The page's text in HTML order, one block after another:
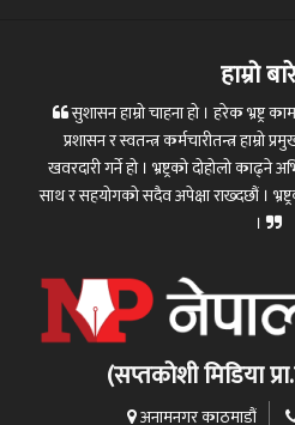
हाम्रो
सुशासन हाम्रो चाहना हो । हरेक भ्रष्ट्र
प्रशासन र स्वतन्त्र कर्मचारीतन्त्र हाम्रो
खवरदारी गर्ने हो । भ्रष्ट्रको दोहोलो
साथ र सहयोगको सदैव अपेक्षा राख्दछौं ।
।
(सप्तकोशी मिडिया
अनामनगर काठमाडौं